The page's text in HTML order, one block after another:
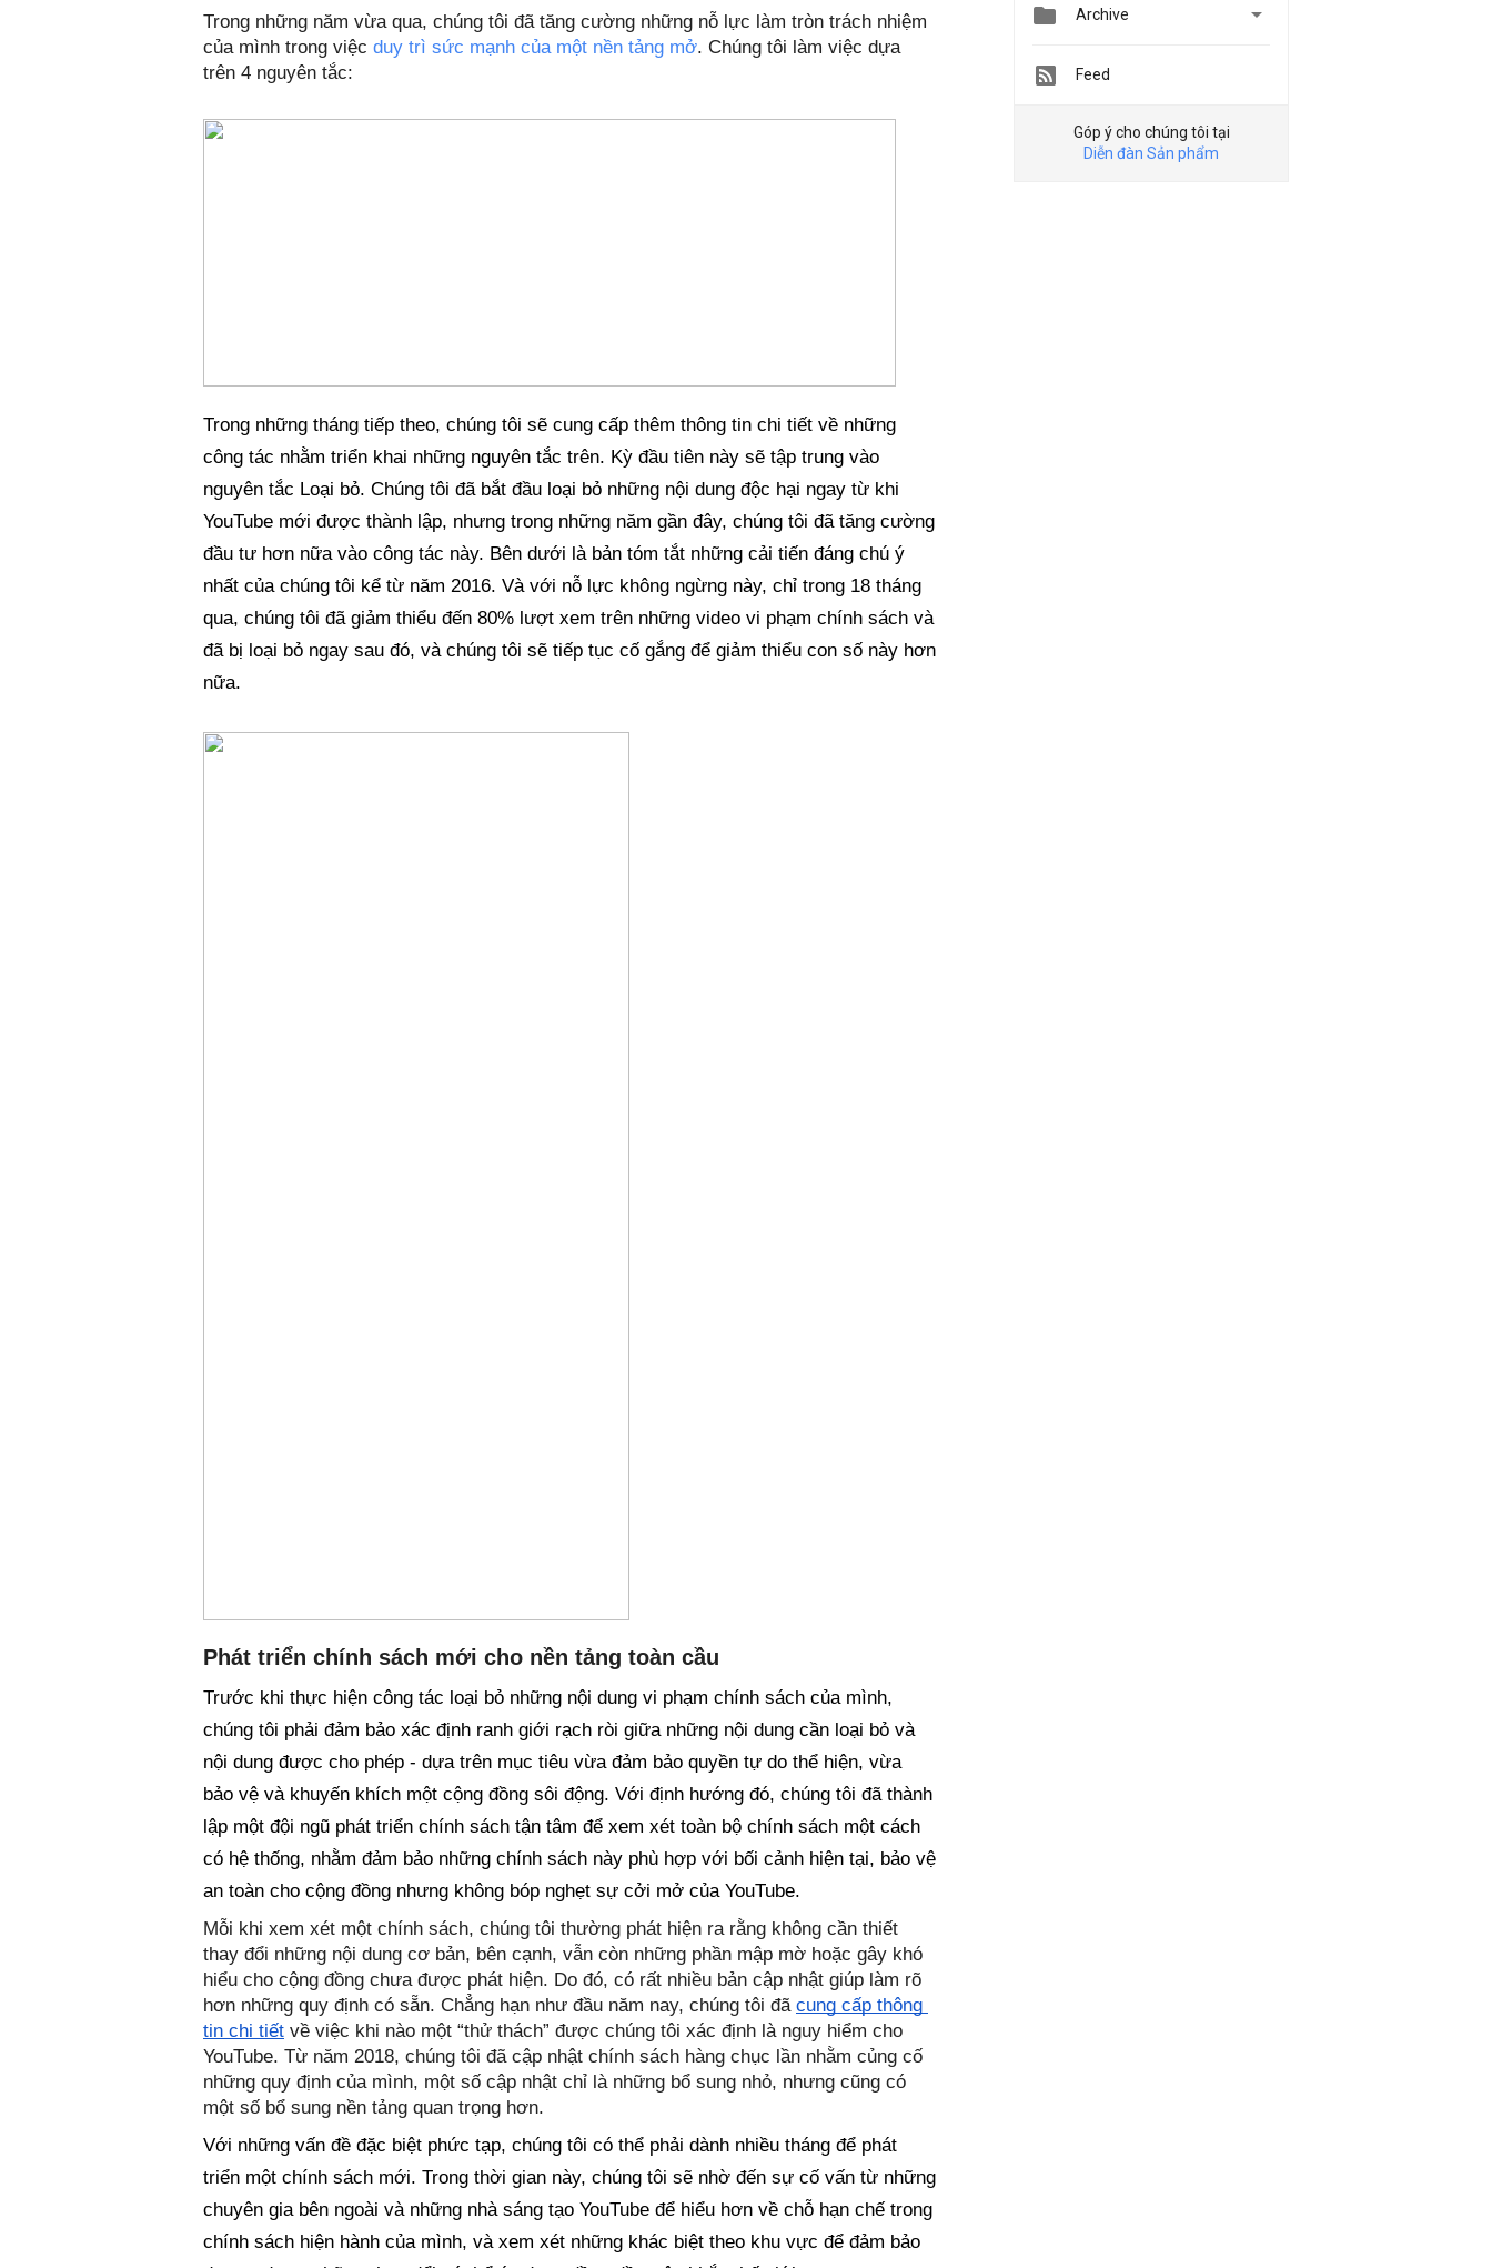
Trong những năm vừa qua, chúng tôi đã tăng cường những nỗ lực làm tròn trách nhiệm
của mình trong việc duy trì sức mạnh của một nền tảng mở. Chúng tôi làm việc dựa
trên 4 nguyên tắc:
Trong những tháng tiếp theo, chúng tôi sẽ cung cấp thêm thông tin chi tiết về những
công tác nhằm triển khai những nguyên tắc trên. Kỳ đầu tiên này sẽ tập trung vào
nguyên tắc Loại bỏ. Chúng tôi đã bắt đầu loại bỏ những nội dung độc hại ngay từ khi
YouTube mới được thành lập, nhưng trong những năm gần đây, chúng tôi đã tăng cường
đầu tư hơn nữa vào công tác này. Bên dưới là bản tóm tắt những cải tiến đáng chú ý
nhất của chúng tôi kể từ năm 2016. Và với nỗ lực không ngừng này, chỉ trong 18 tháng
qua, chúng tôi đã giảm thiểu đến 80% lượt xem trên những video vi phạm chính sách và
đã bị loại bỏ ngay sau đó, và chúng tôi sẽ tiếp tục cố gắng để giảm thiểu con số này hơn
nữa.
Phát triển chính sách mới cho nền tảng toàn cầu
Trước khi thực hiện công tác loại bỏ những nội dung vi phạm chính sách của mình,
chúng tôi phải đảm bảo xác định ranh giới rạch ròi giữa những nội dung cần loại bỏ và
nội dung được cho phép - dựa trên mục tiêu vừa đảm bảo quyền tự do thể hiện, vừa
bảo vệ và khuyến khích một cộng đồng sôi động. Với định hướng đó, chúng tôi đã thành
lập một đội ngũ phát triển chính sách tận tâm để xem xét toàn bộ chính sách một cách
có hệ thống, nhằm đảm bảo những chính sách này phù hợp với bối cảnh hiện tại, bảo vệ
an toàn cho cộng đồng nhưng không bóp nghẹt sự cởi mở của YouTube.
Mỗi khi xem xét một chính sách, chúng tôi thường phát hiện ra rằng không cần thiết
thay đổi những nội dung cơ bản, bên cạnh, vẫn còn những phần mập mờ hoặc gây khó
hiểu cho cộng đồng chưa được phát hiện. Do đó, có rất nhiều bản cập nhật giúp làm rõ
hơn những quy định có sẵn. Chẳng hạn như đầu năm nay, chúng tôi đã cung cấp thông
tin chi tiết về việc khi nào một “thử thách” được chúng tôi xác định là nguy hiểm cho
YouTube. Từ năm 2018, chúng tôi đã cập nhật chính sách hàng chục lần nhằm củng cố
những quy định của mình, một số cập nhật chỉ là những bổ sung nhỏ, nhưng cũng có
một số bổ sung nền tảng quan trọng hơn.
Với những vấn đề đặc biệt phức tạp, chúng tôi có thể phải dành nhiều tháng để phát
triển một chính sách mới. Trong thời gian này, chúng tôi sẽ nhờ đến sự cố vấn từ những
chuyên gia bên ngoài và những nhà sáng tạo YouTube để hiểu hơn về chỗ hạn chế trong
chính sách hiện hành của mình, và xem xét những khác biệt theo khu vực để đảm bảo
 Archive 
Feed
Góp ý cho chúng tôi tại
Diễn đàn Sản phẩm